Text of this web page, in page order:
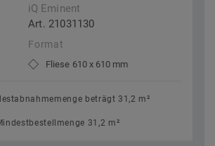
iQ Eminent
Art. 21031130
Format
Fliese 610 x 610 mm
beträgt 31,2 m²
31,2 m²